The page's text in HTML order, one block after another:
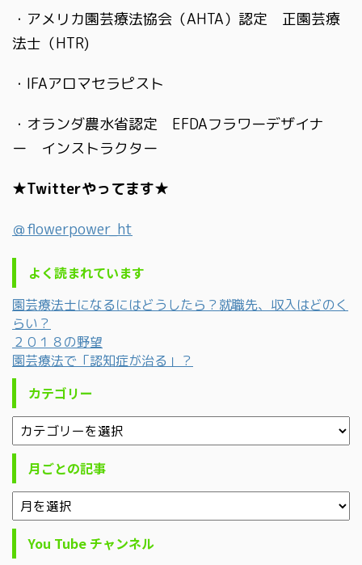
・アメリカ園芸療法協会（AHTA）認定 正園芸療
法士（HTR)
・IFAアロマセラピスト
・オランダ農水省認定 EFDAフラワーデザイナ
ー インストラクター
★Twitterやってます★
＠flowerpower_ht
よく読まれています
園芸療法士になるにはどうしたら？就職先、収入はどのく
らい？
２０１８の野望
園芸療法で「認知症が治る」？
カテゴリー
月ごとの記事
You Tube チャンネル